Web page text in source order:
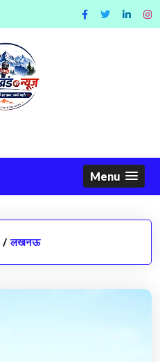
Menu
/ लखनऊ